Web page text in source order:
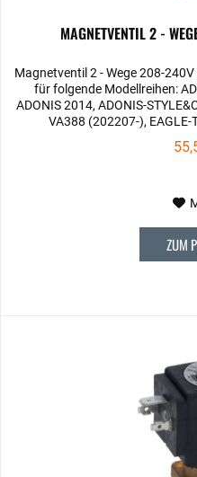
MAGNETVENTIL 2 -
Magnetventil 2 - Wege 208-
für folgende Modellreihen:
ADONIS 2014, ADONIS-
VA388 (202207-),
ZUM